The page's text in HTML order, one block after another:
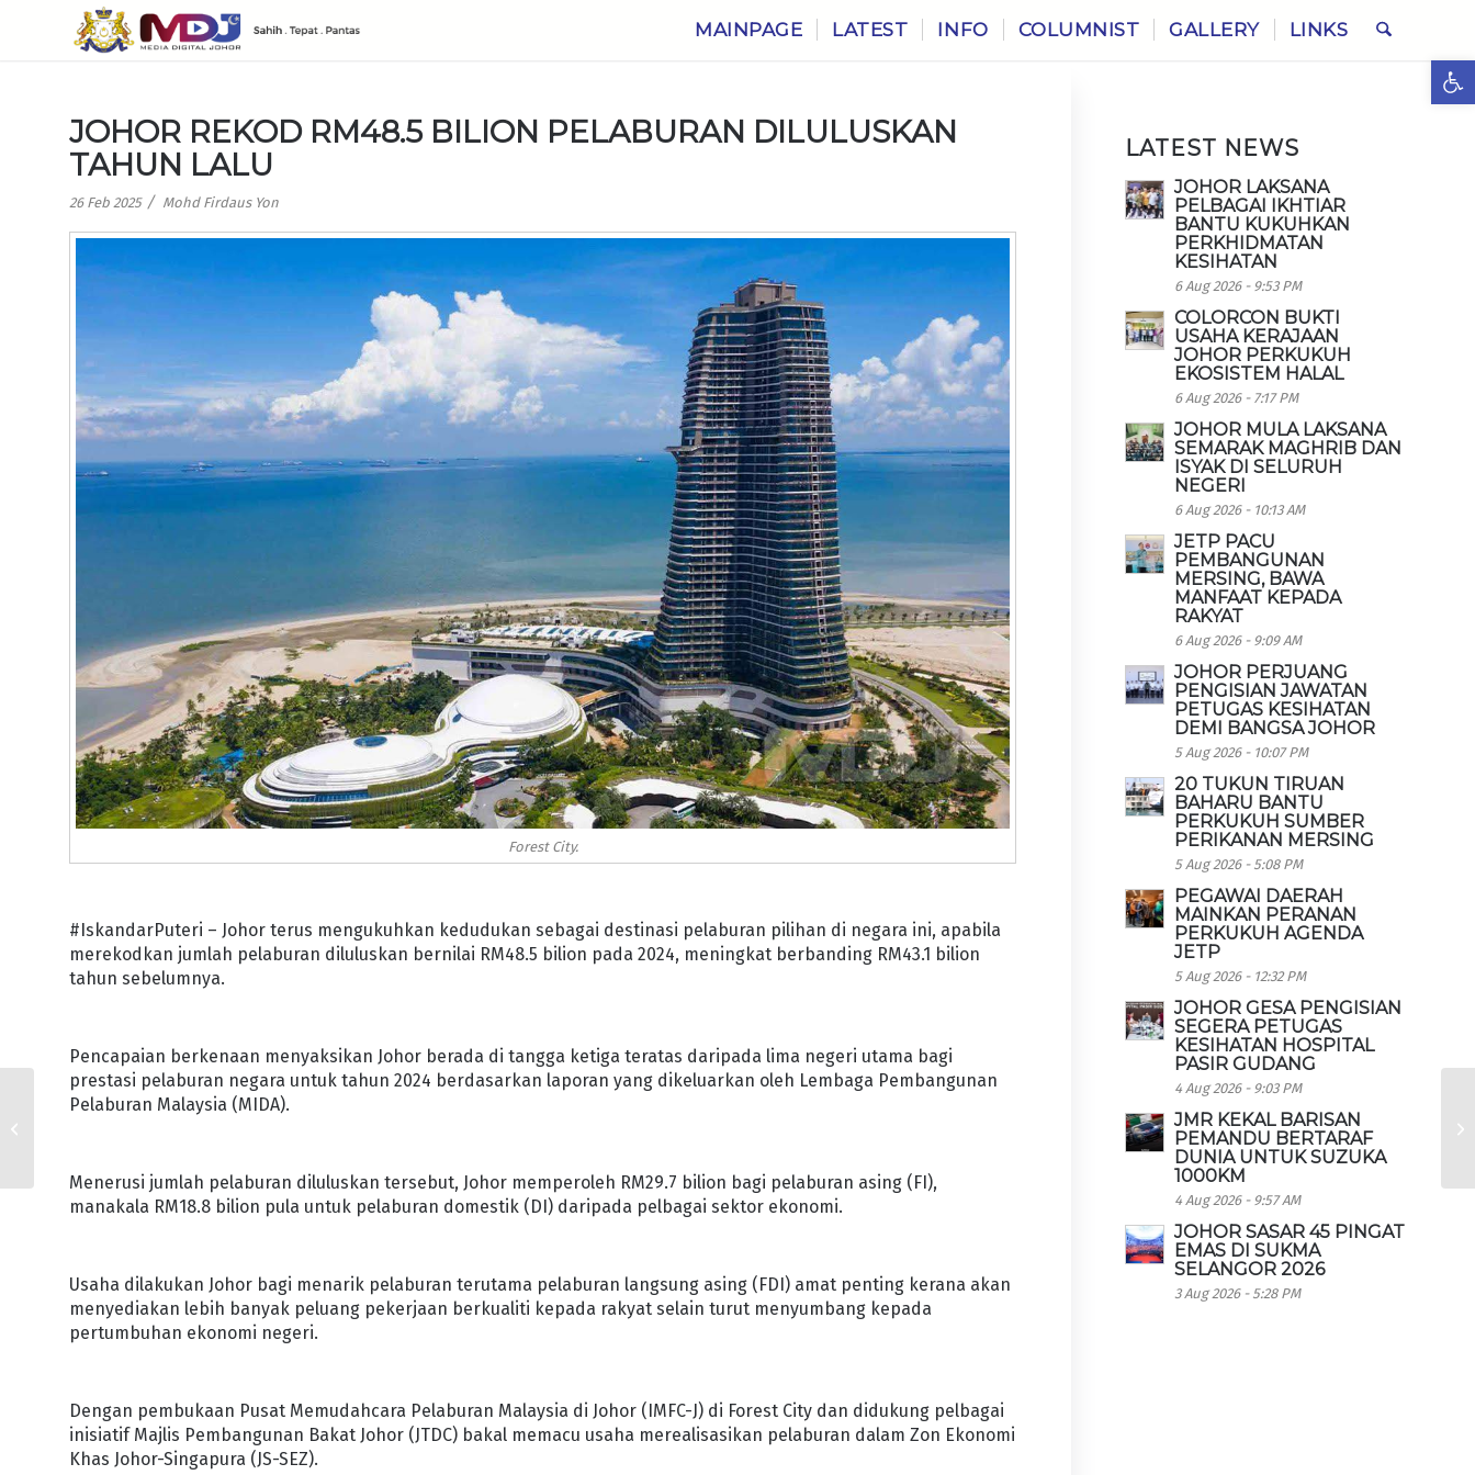
MAINPAGE LATEST INFO COLUMNIST GALLERY LINKS
JOHOR REKOD RM48.5 BILION PELABURAN DILULUSKAN
TAHUN LALU
26 Feb 2025 / Mohd Firdaus Yon
Forest City.
#IskandarPuteri – Johor terus mengukuhkan kedudukan sebagai destinasi pelaburan pilihan di negara ini, apabila
merekodkan jumlah pelaburan diluluskan bernilai RM48.5 bilion pada 2024, meningkat berbanding RM43.1 bilion
tahun sebelumnya.
Pencapaian berkenaan menyaksikan Johor berada di tangga ketiga teratas daripada lima negeri utama bagi
prestasi pelaburan negara untuk tahun 2024 berdasarkan laporan yang dikeluarkan oleh Lembaga Pembangunan
Pelaburan Malaysia (MIDA).
Menerusi jumlah pelaburan diluluskan tersebut, Johor memperoleh RM29.7 bilion bagi pelaburan asing (FI),
manakala RM18.8 bilion pula untuk pelaburan domestik (DI) daripada pelbagai sektor ekonomi.
Usaha dilakukan Johor bagi menarik pelaburan terutama pelaburan langsung asing (FDI) amat penting kerana akan
menyediakan lebih banyak peluang pekerjaan berkualiti kepada rakyat selain turut menyumbang kepada
pertumbuhan ekonomi negeri.
Dengan pembukaan Pusat Memudahcara Pelaburan Malaysia di Johor (IMFC-J) di Forest City dan didukung pelbagai
inisiatif Majlis Pembangunan Bakat Johor (JTDC) bakal memacu usaha merealisasikan pelaburan dalam Zon Ekonomi
Khas Johor-Singapura (JS-SEZ).
LATEST NEWS
JOHOR LAKSANA
PELBAGAI IKHTIAR
BANTU KUKUHKAN
PERKHIDMATAN
KESIHATAN
6 Aug 2026 - 9:53 PM
COLORCON BUKTI
USAHA KERAJAAN
JOHOR PERKUKUH
EKOSISTEM HALAL
6 Aug 2026 - 7:17 PM
JOHOR MULA LAKSANA
SEMARAK MAGHRIB DAN
ISYAK DI SELURUH
NEGERI
6 Aug 2026 - 10:13 AM
JETP PACU
PEMBANGUNAN
MERSING, BAWA
MANFAAT KEPADA
RAKYAT
6 Aug 2026 - 9:09 AM
JOHOR PERJUANG
PENGISIAN JAWATAN
PETUGAS KESIHATAN
DEMI BANGSA JOHOR
5 Aug 2026 - 10:07 PM
20 TUKUN TIRUAN
BAHARU BANTU
PERKUKUH SUMBER
PERIKANAN MERSING
5 Aug 2026 - 5:08 PM
PEGAWAI DAERAH
MAINKAN PERANAN
PERKUKUH AGENDA
JETP
5 Aug 2026 - 12:32 PM
JOHOR GESA PENGISIAN
SEGERA PETUGAS
KESIHATAN HOSPITAL
PASIR GUDANG
4 Aug 2026 - 9:03 PM
JMR KEKAL BARISAN
PEMANDU BERTARAF
DUNIA UNTUK SUZUKA
1000KM
4 Aug 2026 - 9:57 AM
JOHOR SASAR 45 PINGAT
EMAS DI SUKMA
SELANGOR 2026
3 Aug 2026 - 5:28 PM
HAB MAKANAN HALAL